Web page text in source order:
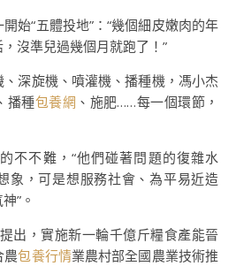
始“五體投地”：“幾個細皮嫩肉的年
沒準兒過幾個月就跑了！”
深旋機、噴灌機、播種機，馮小杰
播種包養網 、施肥……每一個環節，
不不難，“他們碰著問題的復雜水
象，可是想服務社會、為平易近造
”。
出，實施新一輪千億斤糧食產能晉
農包養行情業農村部全國農業技術推